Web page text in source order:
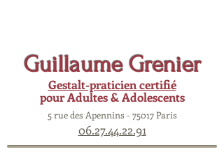
Guillaume Grenier
Gestalt-praticien certifié
pour Adultes & Adolescents
5 rue des Apennins - 75017 Paris
06.27.44.22.91